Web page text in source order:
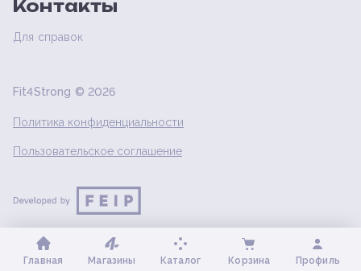
Контакты
Для справок
Fit4Strong © 2026
Политика конфиденциальности
Пользовательское соглашение
Главная Магазины Каталог Корзина Профиль